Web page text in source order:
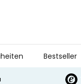
Bestseller